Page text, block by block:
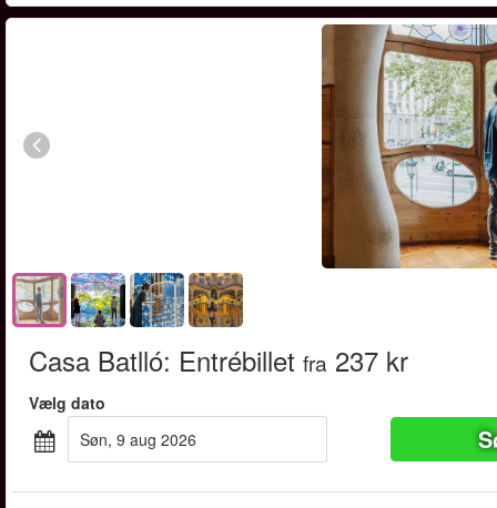
Casa Batlló: Entrébillet fra 237 kr
Vælg dato
søn, 9 aug 2026